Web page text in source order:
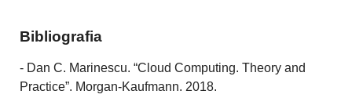
Bibliografia
- Dan C. Marinescu. “Cloud Computing. Theory and
Practice”. Morgan-Kaufmann. 2018.